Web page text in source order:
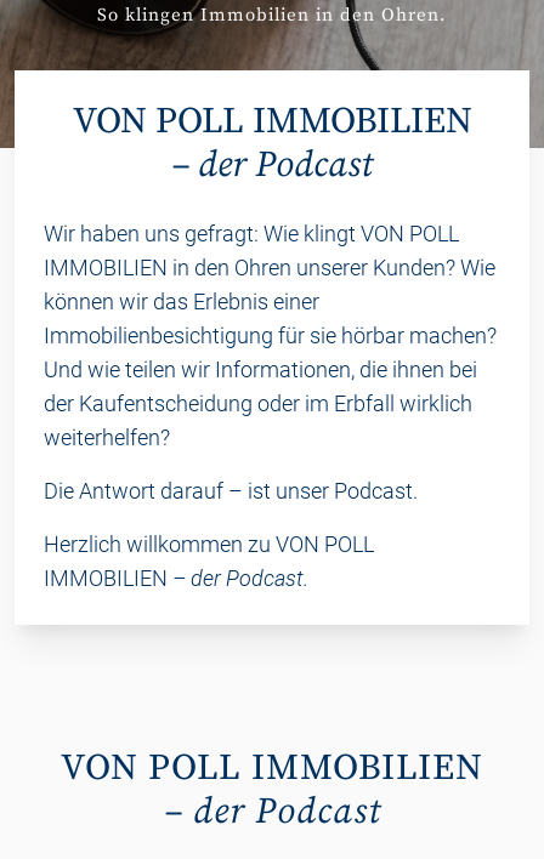
So klingen Immobilien in den Ohren.
VON POLL IMMOBILIEN
– der Podcast
Wir haben uns gefragt: Wie klingt VON POLL
IMMOBILIEN in den Ohren unserer Kunden? Wie
können wir das Erlebnis einer
Immobilienbesichtigung für sie hörbar machen?
Und wie teilen wir Informationen, die ihnen bei
der Kaufentscheidung oder im Erbfall wirklich
weiterhelfen?
Die Antwort darauf – ist unser Podcast.
Herzlich willkommen zu VON POLL
IMMOBILIEN – der Podcast.
VON POLL IMMOBILIEN
– der Podcast